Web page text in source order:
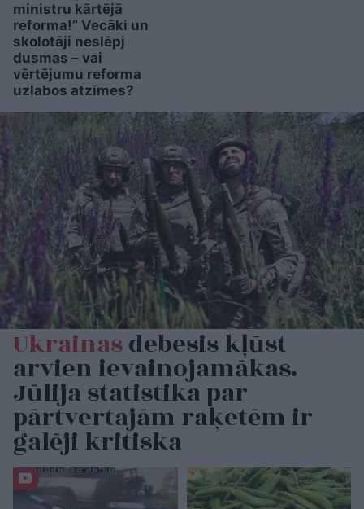
ministru kārtējā
reforma!” Vecāki un
skolotāji neslēpj
dusmas – vai
vērtējumu reforma
uzlabos atzīmes?
Ukrainasdebesis kļūst
arvien ievainojamākas.
Jūlija statistika par
pārtvertajām raķetēm ir
galēji kritiska